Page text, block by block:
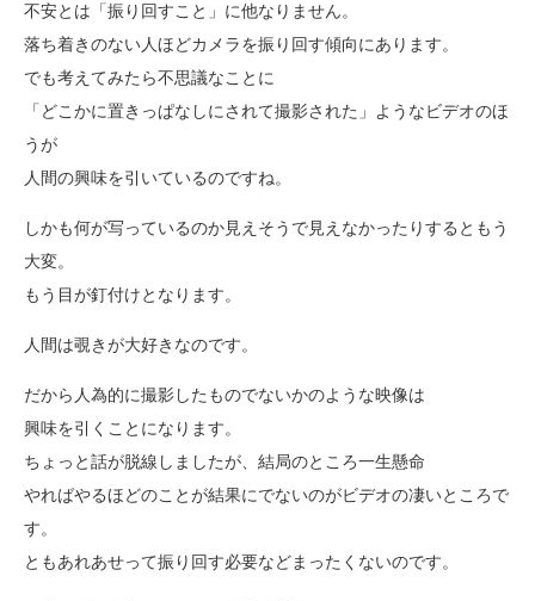
不安とは「振り回すこと」に他なりません。
落ち着きのない人ほどカメラを振り回す傾向にあります。
でも考えてみたら不思議なことに
「どこかに置きっぱなしにされて撮影された」ようなビデオのほ
うが
人間の興味を引いているのですね。
しかも何が写っているのか見えそうで見えなかったりするともう
大変。
もう目が釘付けとなります。
人間は覗きが大好きなのです。
だから人為的に撮影したものでないかのような映像は
興味を引くことになります。
ちょっと話が脱線しましたが、結局のところ一生懸命
やればやるほどのことが結果にでないのがビデオの凄いところで
す。
ともあれあせって振り回す必要などまったくないのです。